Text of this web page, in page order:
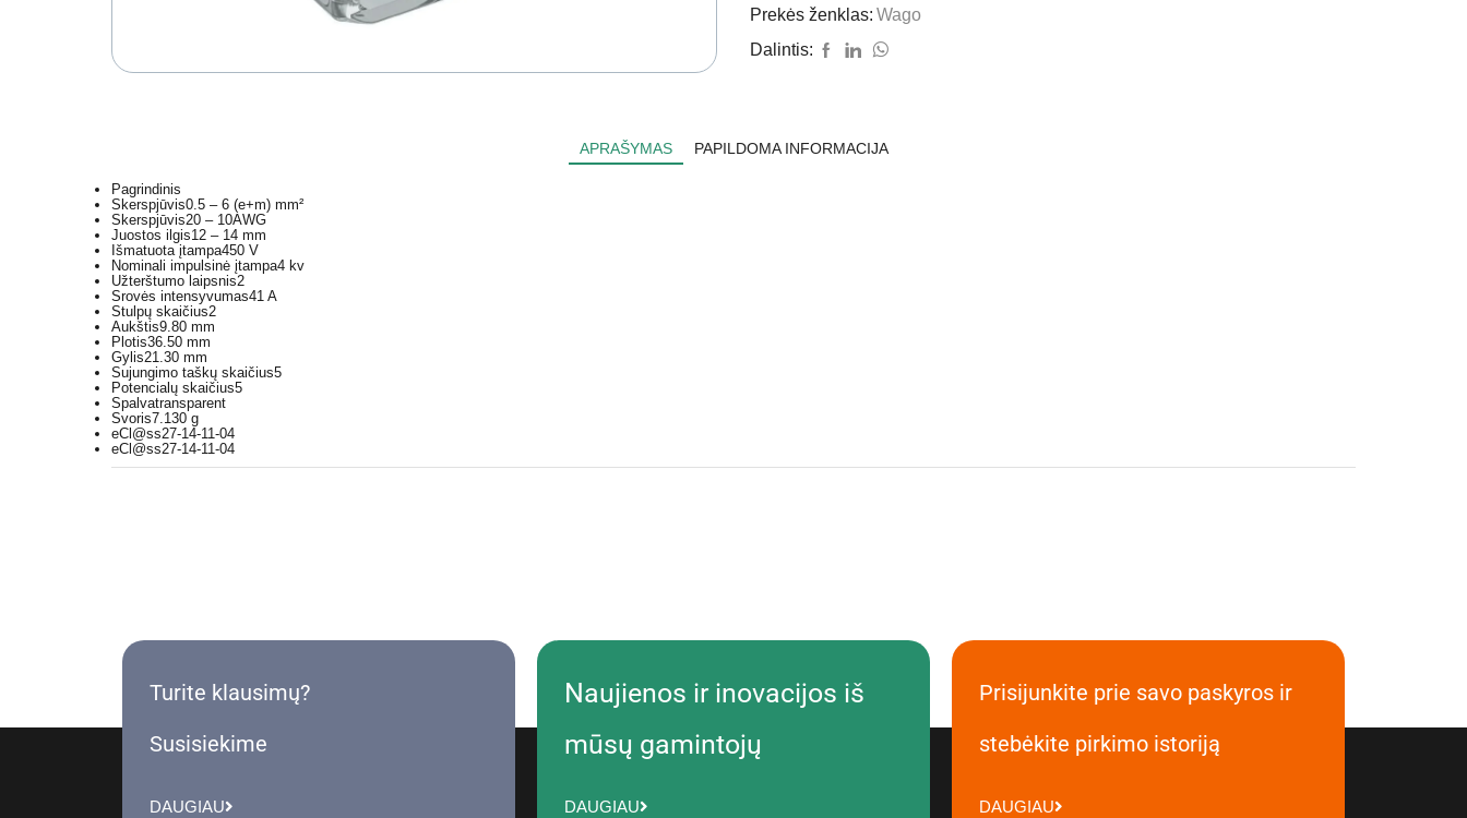
Prekės ženklas: Wago
Dalintis:
APRAŠYMAS PAPILDOMA INFORMACIJA
Pagrindinis
Skerspjūvis0.5 – 6 (e+m) mm²
Skerspjūvis20 – 10AWG
Juostos ilgis12 – 14 mm
Išmatuota įtampa450 V
Nominali impulsinė įtampa4 kv
Užterštumo laipsnis2
Srovės intensyvumas41 A
Stulpų skaičius2
Aukštis9.80 mm
Plotis36.50 mm
Gylis21.30 mm
Sujungimo taškų skaičius5
Potencialų skaičius5
Spalvatransparent
Svoris7.130 g
eCl@ss27-14-11-04
eCl@ss27-14-11-04
Turite klausimų?
Susisiekime
DAUGIAU
Naujienos ir inovacijos iš
mūsų gamintojų
DAUGIAU
Prisijunkite prie savo paskyros ir
stebėkite pirkimo istoriją
DAUGIAU